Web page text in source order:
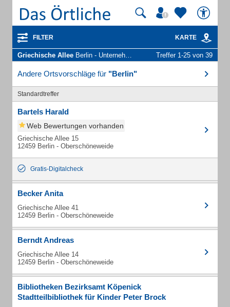
FILTER KARTE
Griechische Allee Berlin - Unternehmen und Personen Treffer 1-25 von 39
Andere Ortsvorschläge für "Berlin"
Standardtreffer
Bartels Harald
Web Bewertungen vorhanden
Griechische Allee 15
12459 Berlin - Oberschöneweide
Gratis-Digitalcheck
Becker Anita
Griechische Allee 41
12459 Berlin - Oberschöneweide
Berndt Andreas
Griechische Allee 14
12459 Berlin - Oberschöneweide
Bibliotheken Bezirksamt Köpenick
Stadtteilbibliothek für Kinder Peter Brock